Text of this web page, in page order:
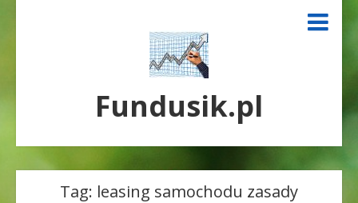
Fundusik.pl
Tag: leasing samochodu zasady